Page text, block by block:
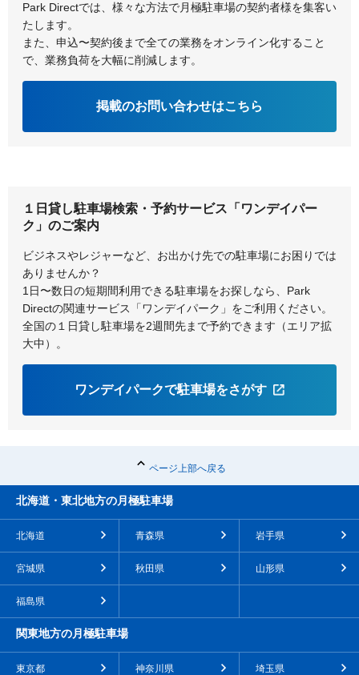
横浜市西区 横浜市保土ケ谷区
横浜市緑区 横浜市南区
Park Directでは、様々な方法で月極駐車場の契約者様を集客い
たします。
また、申込〜契約後まで全ての業務をオンライン化すること
で、業務負荷を大幅に削減します。
掲載のお問い合わせはこちら
１日貸し駐車場検索・予約サービス「ワンデイパー
ク」のご案内
ビジネスやレジャーなど、お出かけ先での駐車場にお困りでは
ありませんか？
1日〜数日の短期間利用できる駐車場をお探しなら、Park
Directの関連サービス「ワンデイパーク」をご利用ください。
全国の１日貸し駐車場を2週間先まで予約できます（エリア拡
大中）。
ワンデイパークで駐車場をさがす
ページ上部へ戻る
北海道・東北地方の月極駐車場
北海道 青森県 岩手県
宮城県 秋田県 山形県
福島県
関東地方の月極駐車場
東京都 神奈川県 埼玉県